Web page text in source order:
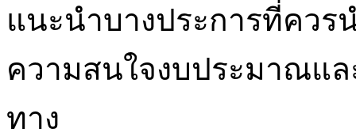
แนะนำบางประการที่คว
ความสนใจงบประมาณแล
ทาง